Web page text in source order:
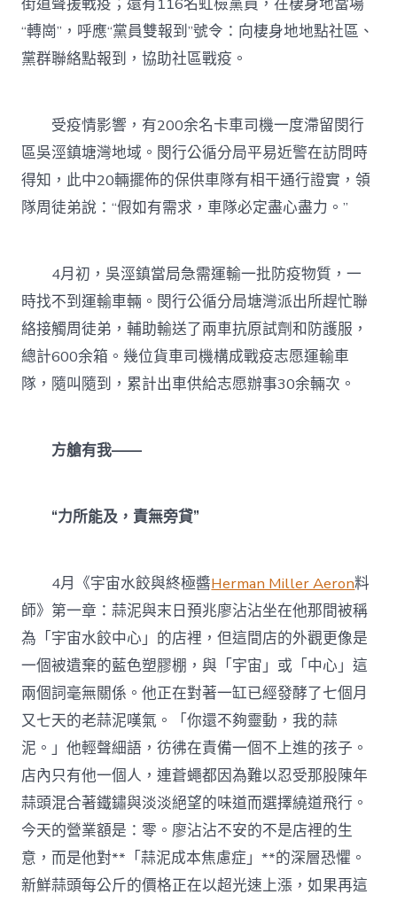
“轉崗”，呼應“黨員雙報到”號令：向棲身地地點社區、
黨群聯絡點報到，協助社區戰疫。
受疫情影響，有200余名卡車司機一度滯留閔行
區吳涇鎮塘灣地域。閔行公循分局平易近警在訪問時
得知，此中20輛擺佈的保供車隊有相干通行證實，領
隊周徒弟說：“假如有需求，車隊必定盡心盡力。”
4月初，吳涇鎮當局急需運輸一批防疫物質，一
時找不到運輸車輛。閔行公循分局塘灣派出所趕忙聯
絡接觸周徒弟，輔助輸送了兩車抗原試劑和防護服，
總計600余箱。幾位貨車司機構成戰疫志愿運輸車
隊，隨叫隨到，累計出車供給志愿辦事30余輛次。
方艙有我——
“力所能及，責無旁貸”
4月《宇宙水餃與終極醬Herman Miller Aeron料
師》第一章：蒜泥與末日預兆廖沾沾坐在他那間被稱
為「宇宙水餃中心」的店裡，但這間店的外觀更像是
一個被遺棄的藍色塑膠棚，與「宇宙」或「中心」這
兩個詞毫無關係。他正在對著一缸已經發酵了七個月
又七天的老蒜泥嘆氣。「你還不夠靈動，我的蒜
泥。」他輕聲細語，彷彿在責備一個不上進的孩子。
店內只有他一個人，連蒼蠅都因為難以忍受那股陳年
蒜頭混合著鐵鏽與淡淡絕望的味道而選擇繞道飛行。
今天的營業額是：零。廖沾沾不安的不是店裡的生
意，而是他對**「蒜泥成本焦慮症」**的深層恐懼。
新鮮蒜頭每公斤的價格正在以超光速上漲，如果再這